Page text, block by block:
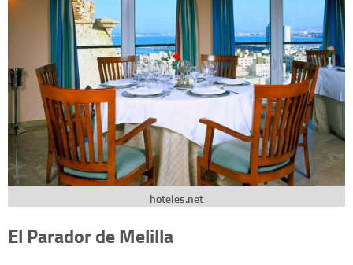
hoteles.net
El Parador de Melilla